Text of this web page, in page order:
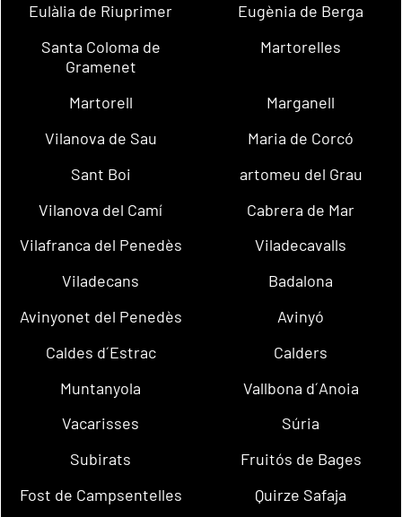
Eulàlia de Riuprimer
Eugènia de Berga
Santa Coloma de
Gramenet
Martorelles
Martorell
Marganell
Vilanova de Sau
Maria de Corcó
Sant Boi
artomeu del Grau
Vilanova del Camí
Cabrera de Mar
Vilafranca del Penedès
Viladecavalls
Viladecans
Badalona
Avinyonet del Penedès
Avinyó
Caldes d´Estrac
Calders
Muntanyola
Vallbona d´Anoia
Vacarisses
Súria
Subirats
Fruitós de Bages
Fost de Campsentelles
Quirze Safaja